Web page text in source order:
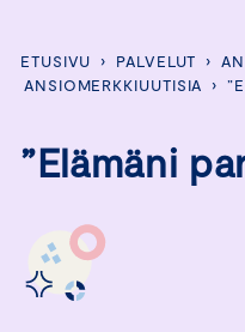
ETUSIVU › PALVELUT ›
ANSIOMERKKIUUTISIA
›
”Elämäni